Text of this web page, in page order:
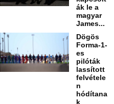
ák le a
magyar
James...
Dögös
Forma-1-
es
pilóták
lassított
felvétele
n
hódítana
k